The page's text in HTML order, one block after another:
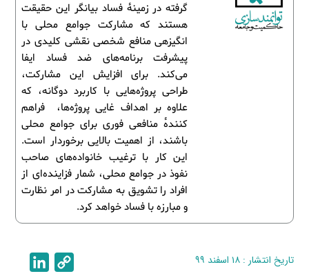
گرفته در زمینۀ فساد بیانگر این حقیقت
هستند که مشارکت جوامع محلی با
انگیزه­ی منافع شخصی نقشی کلیدی در
پیشرفت برنامه‌های ضد فساد ایفا
می‌کند. برای افزایش این مشارکت،
طراحی پروژه‌هایی با کاربرد دوگانه، که
علاوه بر اهداف غایی پروژه‌ها، فراهم
کنندۀ منافعی فوری برای جوامع محلی
باشند، از اهمیت بالایی برخوردار است.
این کار با ترغیب خانواده‌های صاحب
نفوذ در جوامع محلی، شمار فزاینده‌ای از
افراد را تشویق به مشارکت در امر نظارت
و مبارزه با فساد خواهد کرد.
تاریخ انتشار : ۱۸ اسفند ۹۹